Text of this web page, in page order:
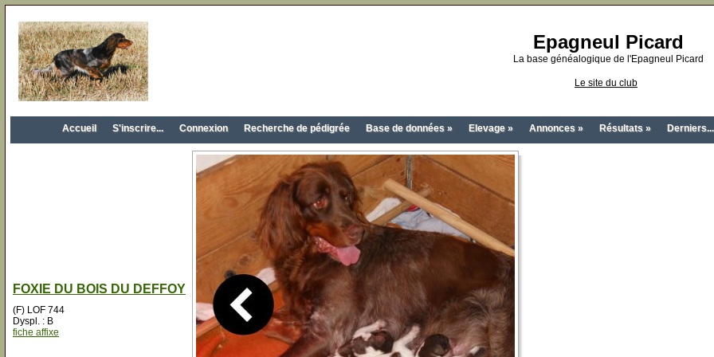
Epagneul Picard
La base généalogique de l'Epagneul Picard
Le site du club
Accueil S'inscrire... Connexion Recherche de pédigrée Base de données » Elevage » Annonces » Résultats »
FOXIE DU BOIS DU DEFFOY
(F) LOF 744
Dyspl. : B
fiche affixe